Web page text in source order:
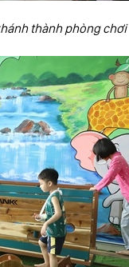
thành phòng chơi